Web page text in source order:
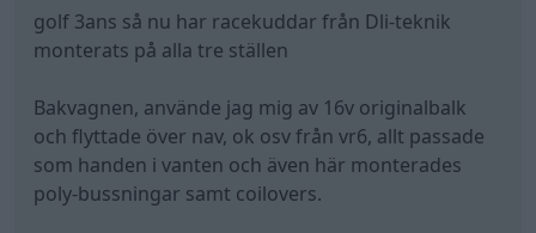
golf 3ans så nu har racekuddar från Dli-teknik
monterats på alla tre ställen
Bakvagnen, använde jag mig av 16v originalbalk
och flyttade över nav, ok osv från vr6, allt passade
som handen i vanten och även här monterades
poly-bussningar samt coilovers.